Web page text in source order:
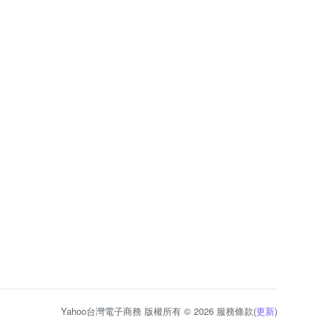
Yahoo台灣電子商務 版權所有 © 2026 服務條款(更新)